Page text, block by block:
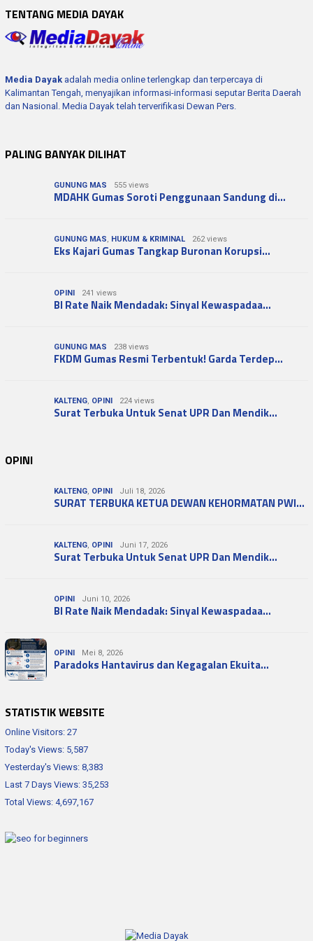
TENTANG MEDIA DAYAK
Media Dayak adalah media online terlengkap dan terpercaya di
Kalimantan Tengah, menyajikan informasi-informasi seputar Berita Daerah
dan Nasional. Media Dayak telah terverifikasi Dewan Pers.
PALING BANYAK DILIHAT
GUNUNG MAS 555 views
MDAHK Gumas Soroti Penggunaan Sandung di…
GUNUNG MAS, HUKUM & KRIMINAL 262 views
Eks Kajari Gumas Tangkap Buronan Korupsi…
OPINI 241 views
BI Rate Naik Mendadak: Sinyal Kewaspadaa…
GUNUNG MAS 238 views
FKDM Gumas Resmi Terbentuk! Garda Terdep…
KALTENG, OPINI 224 views
Surat Terbuka Untuk Senat UPR Dan Mendik…
OPINI
KALTENG, OPINI Juli 18, 2026
SURAT TERBUKA KETUA DEWAN KEHORMATAN PWI…
KALTENG, OPINI Juni 17, 2026
Surat Terbuka Untuk Senat UPR Dan Mendik…
OPINI Juni 10, 2026
BI Rate Naik Mendadak: Sinyal Kewaspadaa…
OPINI Mei 8, 2026
Paradoks Hantavirus dan Kegagalan Ekuita…
STATISTIK WEBSITE
Online Visitors: 27
Today's Views: 5,587
Yesterday's Views: 8,383
Last 7 Days Views: 35,253
Total Views: 4,697,167